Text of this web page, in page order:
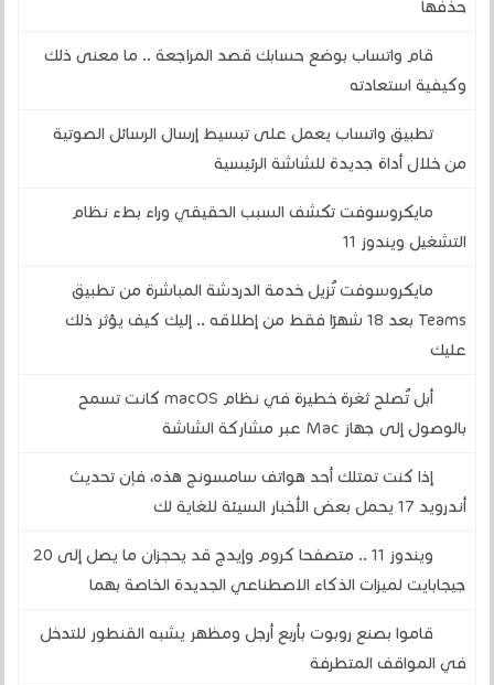
حذفها
قام واتساب بوضع حسابك قصد المراجعة .. ما معنى ذلك
وكيفية استعادته
تطبيق واتساب يعمل على تبسيط إرسال الرسائل الصوتية
من خلال أداة جديدة للشاشة الرئيسية
مايكروسوفت تكشف السبب الحقيقي وراء بطء نظام
التشغيل ويندوز 11
مايكروسوفت تُزيل خدمة الدردشة المباشرة من تطبيق
Teams بعد 18 شهرًا فقط من إطلاقه .. إليك كيف يؤثر ذلك
عليك
أبل تُصلح ثغرة خطيرة في نظام macOS كانت تسمح
بالوصول إلى جهاز Mac عبر مشاركة الشاشة
إذا كنت تمتلك أحد هواتف سامسونج هذه، فإن تحديث
أندرويد 17 يحمل بعض الأخبار السيئة للغاية لك
ويندوز 11 .. متصفحا كروم وإيدج قد يحجزان ما يصل إلى 20
جيجابايت لميزات الذكاء الاصطناعي الجديدة الخاصة بهما
قاموا بصنع روبوت بأربع أرجل ومظهر يشبه القنطور للتدخل
في المواقف المتطرفة